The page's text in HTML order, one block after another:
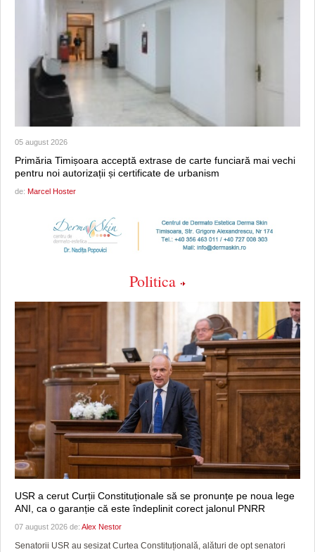
05 august 2026
Primăria Timișoara acceptă extrase de carte funciară mai vechi
pentru noi autorizații și certificate de urbanism
de: Marcel Hoster
Politica
USR a cerut Curții Constituționale să se pronunțe pe noua lege
ANI, ca o garanție că este îndeplinit corect jalonul PNRR
07 august 2026 de: Alex Nestor
Senatorii USR au sesizat Curtea Constituțională, alături de opt senatori